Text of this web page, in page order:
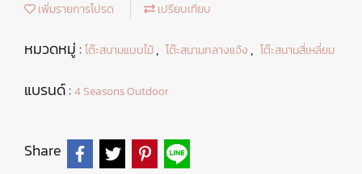
เพิ่มรายการโปรด เปรียบเทียบ
หมวดหมู่ :โต๊ะสนามแบบไม้, โต๊ะสนามกลางแจ้ง , โต๊ะสนามสี่เหลี่ยม
แบรนด์ :4 Seasons Outdoor
Share